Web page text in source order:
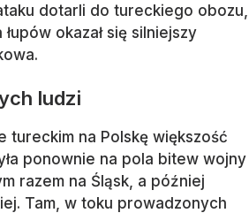
dotarli do tureckiego obozu,
okazał się silniejszy
ludzi
tureckim na Polskę większość
ponownie na pola bitew wojny
razem na Śląsk, a później
Tam, w toku prowadzonych